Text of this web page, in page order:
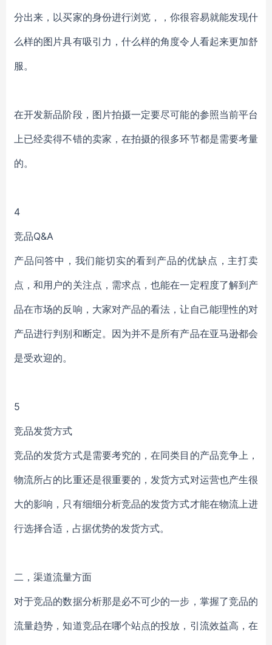
分出来，以买家的身份进行浏览，，你很容易就能发现什
么样的图片具有吸引力，什么样的角度令人看起来更加舒
服。
在开发新品阶段，图片拍摄一定要尽可能的参照当前平台
上已经卖得不错的卖家，在拍摄的很多环节都是需要考量
的。
4
竞品Q&A
产品问答中，我们能切实的看到产品的优缺点，主打卖
点，和用户的关注点，需求点，也能在一定程度了解到产
品在市场的反响，大家对产品的看法，让自己能理性的对
产品进行判别和断定。因为并不是所有产品在亚马逊都会
是受欢迎的。
5
竞品发货方式
竞品的发货方式是需要考究的，在同类目的产品竞争上，
物流所占的比重还是很重要的，发货方式对运营也产生很
大的影响，只有细细分析竞品的发货方式才能在物流上进
行选择合适，占据优势的发货方式。
二，渠道流量方面
对于竞品的数据分析那是必不可少的一步，掌握了竞品的
流量趋势，知道竞品在哪个站点的投放，引流效益高，在